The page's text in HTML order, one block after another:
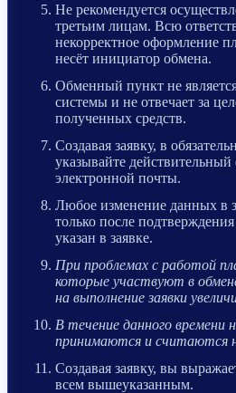
Не рекомендуется
третьим лицам. Всю
некорректное оформление
несёт инициатор обмена.
Обменный пункт не
системы и не отвечает за
полученных средств.
Создавая заявку, в
указывайте
электронной почты.
Любое изменение данных в
только после
указан в заявке.
При проблемах с работой
которые участвуют в
на выполнение заявки
В течение данного времени
принимаются и считаются
Создавая заявку, вы
всем вышеуказанным.